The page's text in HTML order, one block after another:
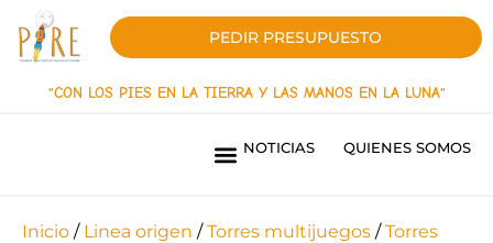
PEDIR PRESUPUESTO
"CON LOS PIES EN LA TIERRA Y LAS MANOS EN LA LUNA"
NOTICIAS QUIENES SOMOS
Inicio / Linea origen /Torres multijuegos /Torres